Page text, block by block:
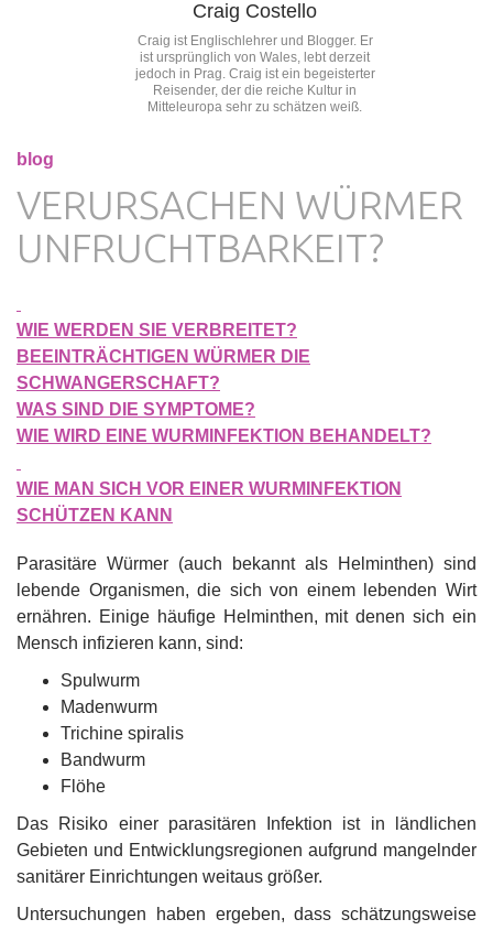
Craig Costello
Craig ist Englischlehrer und Blogger. Er
ist ursprünglich von Wales, lebt derzeit
jedoch in Prag. Craig ist ein begeisterter
Reisender, der die reiche Kultur in
Mitteleuropa sehr zu schätzen weiß.
blog
VERURSACHEN WÜRMER
UNFRUCHTBARKEIT?
WIE WERDEN SIE VERBREITET?
BEEINTRÄCHTIGEN WÜRMER DIE
SCHWANGERSCHAFT?
WAS SIND DIE SYMPTOME?
WIE WIRD EINE WURMINFEKTION BEHANDELT?
WIE MAN SICH VOR EINER WURMINFEKTION
SCHÜTZEN KANN
Parasitäre Würmer (auch bekannt als Helminthen) sind
lebende Organismen, die sich von einem lebenden Wirt
ernähren. Einige häufige Helminthen, mit denen sich ein
Mensch infizieren kann, sind:
Spulwurm
Madenwurm
Trichine spiralis
Bandwurm
Flöhe
Das Risiko einer parasitären Infektion ist in ländlichen
Gebieten und Entwicklungsregionen aufgrund mangelnder
sanitärer Einrichtungen weitaus größer.
Untersuchungen haben ergeben, dass schätzungsweise